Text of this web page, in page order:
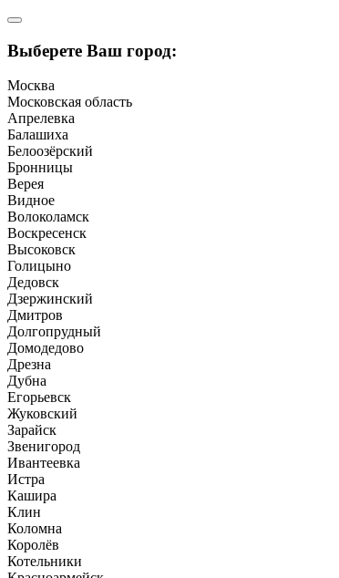
Выберете Ваш город:
Москва
Московская область
Апрелевка
Балашиха
Белоозёрский
Бронницы
Верея
Видное
Волоколамск
Воскресенск
Высоковск
Голицыно
Дедовск
Дзержинский
Дмитров
Долгопрудный
Домодедово
Дрезна
Дубна
Егорьевск
Жуковский
Зарайск
Звенигород
Ивантеевка
Истра
Кашира
Клин
Коломна
Королёв
Котельники